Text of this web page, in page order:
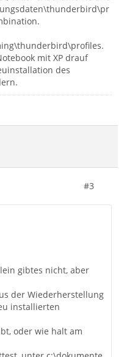
mit XP drauf
des
#3
gibtes nicht, aber
der Wiederherstellung
installierten
oder wie halt am